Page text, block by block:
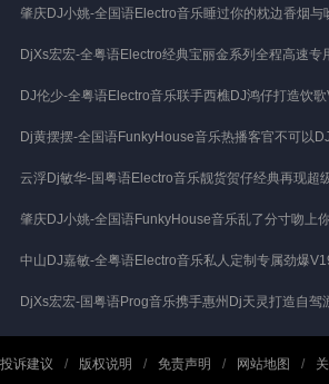
肇庆DJ小姚-全国语Electro音乐睡过你的枕边香烟与
DjXs宏宏-全粤语Electro经典宝丽金系列全程高速专
DJ伦少-全粤语Electro音乐联手西樵DJ鸿仔打造饮
Dj黄摆摆-全国语FunkyHouse音乐热播客官不可以
云浮Dj敏华-国粤语Electro音乐靓货贺仔经典再现超
肇庆DJ小姚-全国语FunkyHouse音乐乱了分寸吻上
中山DJ嘉敏-全粤语Electro音乐私人定制专属劲爆
DjXs宏宏-国粤语Prog音乐携手惠州Dj天灵打造自驾
投诉建议 / 版权说明 / 免责声明 / 网站地图 /